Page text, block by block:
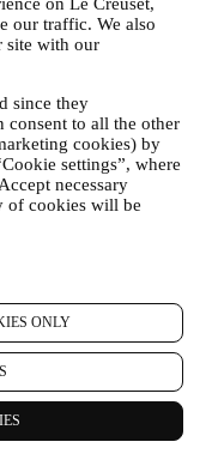
our traffic. We also
site with our
since they
consent to all the other
cookies) by
settings”, where
necessary
of cookies will be
ONLY
NIEUWS OF
PRODUCTEN
doen (bijvoorbeeld
zullen wij u
en nieuws sturen
Creuset die worden
van de groep, en
van uw
via e-mail, sms
hebben op Le
demonstraties die
of speciale
Deze communicatie
maat worden gemaakt
u hebben, zoals uw
uw voorkeuren voor